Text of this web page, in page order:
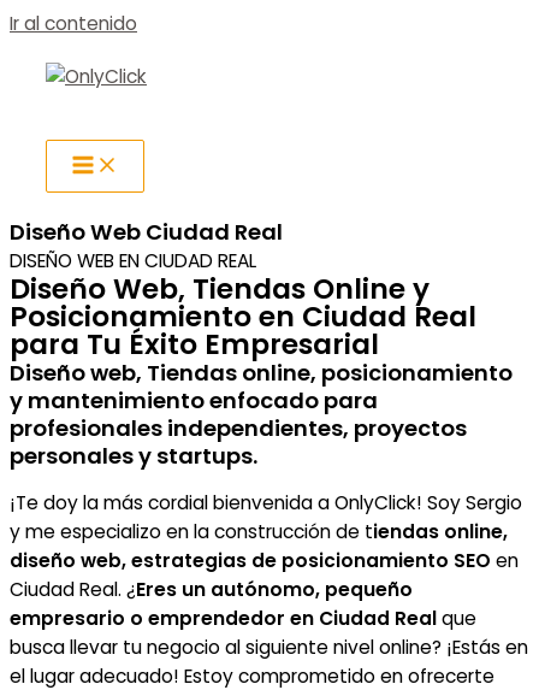
Ir al contenido
Diseño Web Ciudad Real
DISEÑO WEB EN CIUDAD REAL
Diseño Web, Tiendas Online y
Posicionamiento en Ciudad Real
para Tu Éxito Empresarial
Diseño web, Tiendas online, posicionamiento
y mantenimiento enfocado para
profesionales independientes, proyectos
personales y startups.
¡Te doy la más cordial bienvenida a OnlyClick! Soy Sergio
y me especializo en la construcción de tiendas online,
diseño web, estrategias de posicionamiento SEO en
Ciudad Real. ¿Eres un autónomo, pequeño
empresario o emprendedor en Ciudad Realque
busca llevar tu negocio al siguiente nivel online? ¡Estás en
el lugar adecuado! Estoy comprometido en ofrecerte